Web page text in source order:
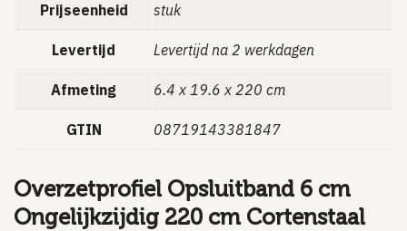
Prijseenheid stuk
Levertijd Levertijd na 2 werkdagen
Afmeting 6.4 x 19.6 x 220 cm
GTIN 08719143381847
Overzetprofiel Opsluitband 6 cm
Ongelijkzijdig 220 cm Cortenstaal